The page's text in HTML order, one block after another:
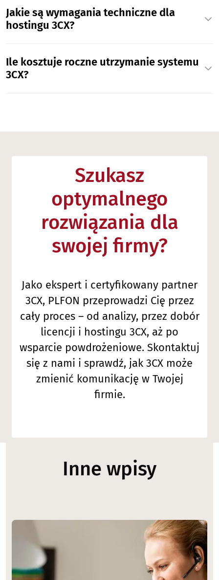
Jakie są wymagania techniczne dla
hostingu 3CX?
Ile kosztuje roczne utrzymanie systemu
3CX?
Szukasz
optymalnego
rozwiązania dla
swojej firmy?
Jako ekspert i certyfikowany partner
3CX, PLFON przeprowadzi Cię przez
cały proces – od analizy, przez dobór
licencji i hostingu 3CX, aż po
wsparcie powdrożeniowe. Skontaktuj
się z nami i sprawdź, jak 3CX może
zmienić komunikację w Twojej
firmie.
Inne wpisy
Image